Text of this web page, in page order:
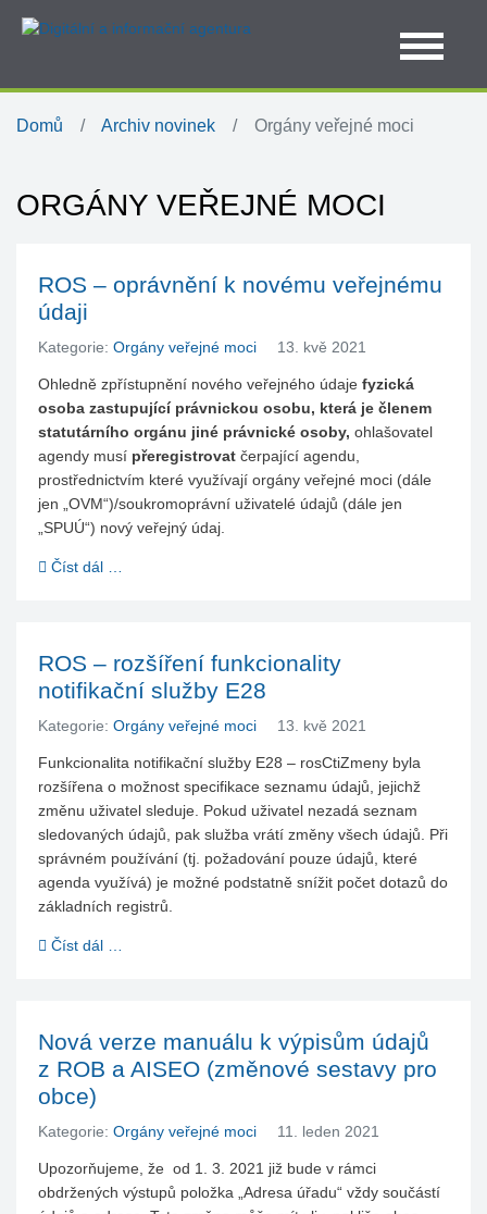
Domů Archiv novinek Orgány veřejné moci
ORGÁNY VEŘEJNÉ MOCI
ROS – oprávnění k novému veřejnému
údaji
Kategorie: Orgány veřejné moci 13. kvě 2021
Ohledně zpřístupnění nového veřejného údaje fyzická
osoba zastupující právnickou osobu, která je členem
statutárního orgánu jiné právnické osoby, ohlašovatel
agendy musí přeregistrovat čerpající agendu,
prostřednictvím které využívají orgány veřejné moci (dále
jen „OVM“)/soukromoprávní uživatelé údajů (dále jen
„SPUÚ“) nový veřejný údaj.
Číst dál …
ROS – rozšíření funkcionality
notifikační služby E28
Kategorie: Orgány veřejné moci 13. kvě 2021
Funkcionalita notifikační služby E28 – rosCtiZmeny byla
rozšířena o možnost specifikace seznamu údajů, jejichž
změnu uživatel sleduje. Pokud uživatel nezadá seznam
sledovaných údajů, pak služba vrátí změny všech údajů. Při
správném používání (tj. požadování pouze údajů, které
agenda využívá) je možné podstatně snížit počet dotazů do
základních registrů.
Číst dál …
Nová verze manuálu k výpisům údajů
z ROB a AISEO (změnové sestavy pro
obce)
Kategorie: Orgány veřejné moci 11. leden 2021
Upozorňujeme, že od 1. 3. 2021 již bude v rámci
obdržených výstupů položka „Adresa úřadu“ vždy součástí